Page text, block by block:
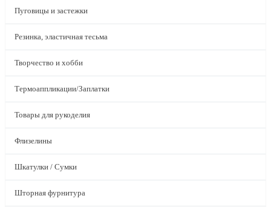
Пуговицы и застежки
Резинка, эластичная тесьма
Творчество и хобби
Термоаппликации/Заплатки
Товары для рукоделия
Флизелины
Шкатулки / Сумки
Шторная фурнитура